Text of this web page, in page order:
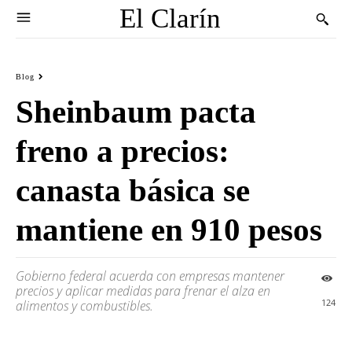
El Clarín
Blog
Sheinbaum pacta
freno a precios:
canasta básica se
mantiene en 910 pesos
Gobierno federal acuerda con empresas mantener
precios y aplicar medidas para frenar el alza en
alimentos y combustibles.
124